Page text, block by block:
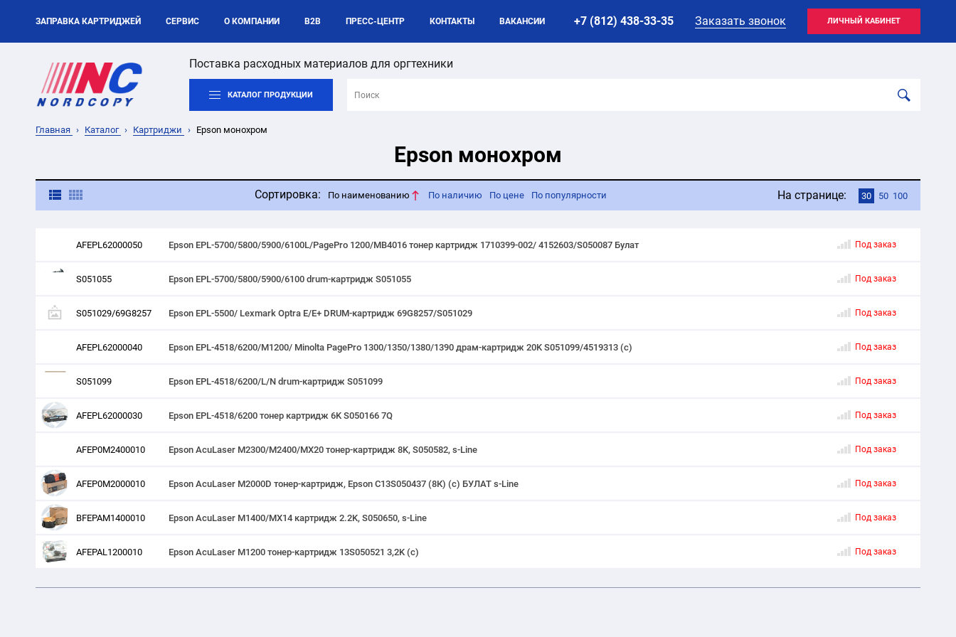
ЗАПРАВКА КАРТРИДЖЕЙ СЕРВИС О КОМПАНИИ B2B ПРЕСС-ЦЕНТР КОНТАКТЫ ВАКАНСИИ +7 (812) 438-33-35 Заказать звонок ЛИЧНЫЙ КАБИНЕТ
Поставка расходных материалов для оргтехники
КАТАЛОГ ПРОДУКЦИИ
Главная Каталог Картриджи Epson монохром
Epson монохром
Сортировка: По наименованию По наличию По цене По популярности На странице: 30 50 100
AFEPL62000050 Epson EPL-5700/5800/5900/6100L/PagePro 1200/MB4016 тонер картридж 1710399-002/ 4152603/S050087 Булат Под заказ
S051055 Epson EPL-5700/5800/5900/6100 drum-картридж S051055 Под заказ
S051029/69G8257 Epson EPL-5500/ Lexmark Optra E/E+ DRUM-картридж 69G8257/S051029 Под заказ
AFEPL62000040 Epson EPL-4518/6200/M1200/ Minolta PagePro 1300/1350/1380/1390 драм-картридж 20K S051099/4519313 (с) Под заказ
S051099 Epson EPL-4518/6200/L/N drum-картридж S051099 Под заказ
AFEPL62000030 Epson EPL-4518/6200 тонер картридж 6K S050166 7Q Под заказ
AFEP0M2400010 Epson AcuLaser M2300/M2400/MX20 тонер-картридж 8K, S050582, s-Line Под заказ
AFEP0M2000010 Epson AcuLaser M2000D тонер-картридж, Epson C13S050437 (8К) (c) БУЛАТ s-Line Под заказ
BFEPAM1400010 Epson AcuLaser M1400/MX14 картридж 2.2K, S050650, s-Line Под заказ
AFEPAL1200010 Epson AcuLaser M1200 тонер-картридж 13S050521 3,2K (с) Под заказ